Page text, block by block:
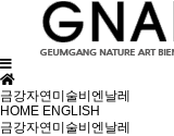
금강자연미술비엔날레
HOME ENGLISH
금강자연미술비엔날레